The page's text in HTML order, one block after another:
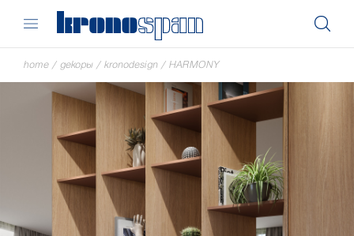
home / декоры / kronodesign / HARMONY